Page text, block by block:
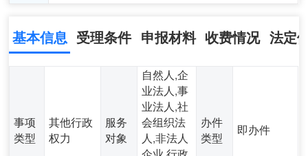
基本信息 受理条件 申报材料 收费情况 法定
事项
类型
其他行政
权力
服务
对象
自然人,企
业法人,事
业法人,社
会组织法
人,非法人
办件
类型
即办件